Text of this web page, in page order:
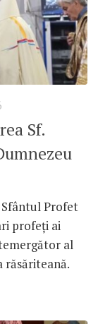
Sf.
Sfântul Profet
profeți ai
al
răsăriteană.